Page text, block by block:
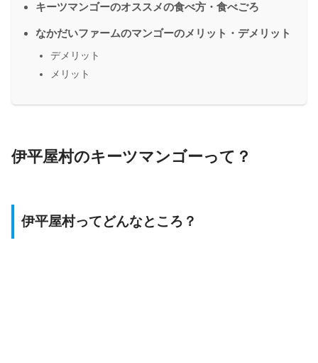
キーツマンゴーのオススメの食べ方・食べごろ
なかだいファームのマンゴーのメリット・デメリット
デメリット
メリット
伊平屋村のキーツマンゴーって？
伊平屋村ってどんなところ？